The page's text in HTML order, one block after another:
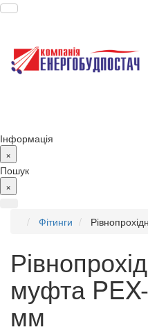
Інформація
×
Пошук
×
Фітинги
муфта
мм